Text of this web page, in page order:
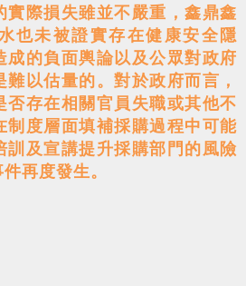
實際損失雖並不嚴重，鑫鼎鑫
也未被證實存在健康安全隱
成的負面輿論以及公眾對政府
以估量的。對於政府而言，
否存在相關官員失職或其他不
制度層面填補採購過程中可能
訓及宣講提升採購部門的風險
再度發生。